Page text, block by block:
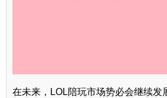
在未来，LOL陪玩市场势必会继续发